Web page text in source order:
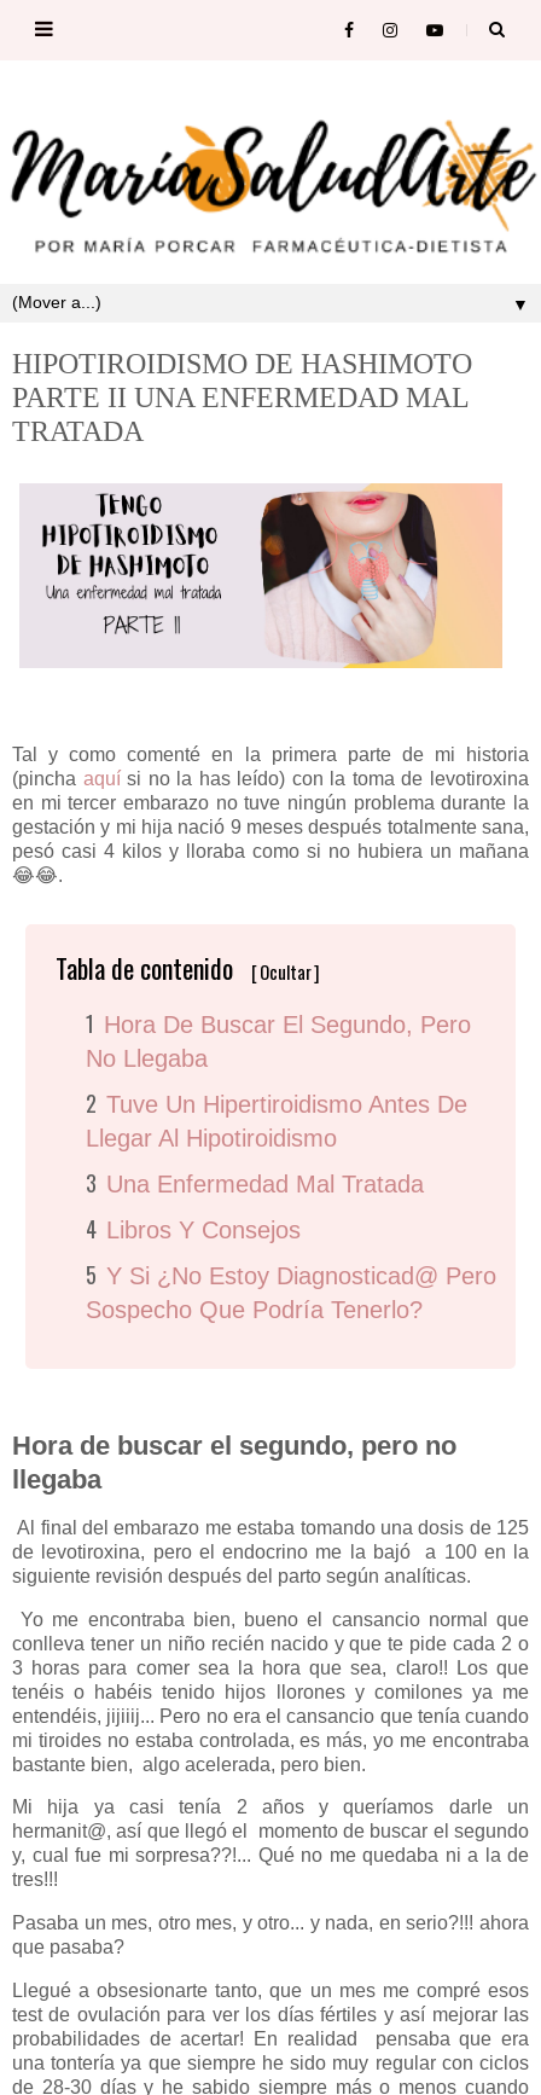
▼
HIPOTIROIDISMO DE HASHIMOTO
PARTE II UNA ENFERMEDAD MAL
TRATADA
Tal y como comenté en la primera parte de mi historia
(pincha aquísi no la has leído) con la toma de levotiroxina
en mi tercer embarazo no tuve ningún problema durante la
gestación y mi hija nació 9 meses después totalmente sana,
pesó casi 4 kilos y lloraba como si no hubiera un mañana
😂😂.
Tabla de contenido [Ocultar]
Hora De Buscar El Segundo, Pero
No Llegaba
Tuve Un Hipertiroidismo Antes De
Llegar Al Hipotiroidismo
Una Enfermedad Mal Tratada
Libros Y Consejos
Y Si ¿no Estoy Diagnosticad@ Pero
Sospecho Que Podría Tenerlo?
Hora de buscar el segundo, pero no
llegaba
Al final del embarazo me estaba tomando una dosis de 125
de levotiroxina, pero el endocrino me la bajó a 100 en la
siguiente revisión después del parto según analíticas.
Yo me encontraba bien, bueno el cansancio normal que
conlleva tener un niño recién nacido y que te pide cada 2 o
3 horas para comer sea la hora que sea, claro!! Los que
tenéis o habéis tenido hijos llorones y comilones ya me
entendéis, jijiiij... Pero no era el cansancio que tenía cuando
mi tiroides no estaba controlada, es más, yo me encontraba
bastante bien, algo acelerada, pero bien.
Mi hija ya casi tenía 2 años y queríamos darle un
hermanit@, así que llegó el
momento de buscar el segundo
y, cual fue mi sorpresa??!... Qué no me quedaba ni a la de
tres!!!
Pasaba un mes, otro mes, y otro... y nada, en serio?!!! ahora
que pasaba?
Llegué a obsesionarte tanto, que un mes me compré esos
test de ovulación para ver los días fértiles y así mejorar las
probabilidades de acertar! En realidad pensaba que era
una tontería ya que siempre he sido muy regular con ciclos
de 28-30 días y he sabido siempre más o menos cuando